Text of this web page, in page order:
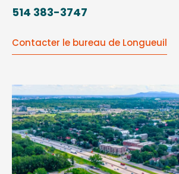
514 383-3747
Contacter le bureau de Longueuil